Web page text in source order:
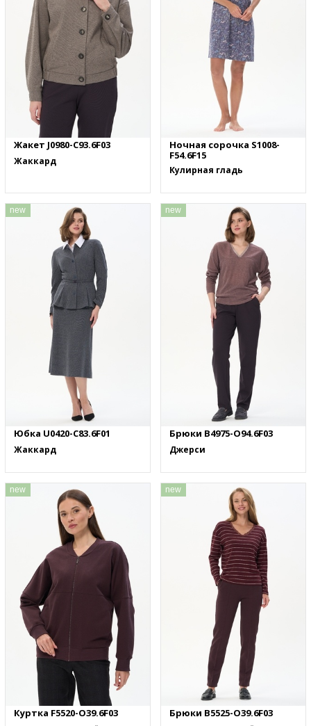
Жакет J0980-C93.6F03
Жаккард
Ночная сорочка S1008-
F54.6F15
Кулирная гладь
new
Юбка U0420-C83.6F01
Жаккард
new
Брюки B4975-O94.6F03
Джерси
new
Куртка F5520-O39.6F03
new
Брюки B5525-O39.6F03